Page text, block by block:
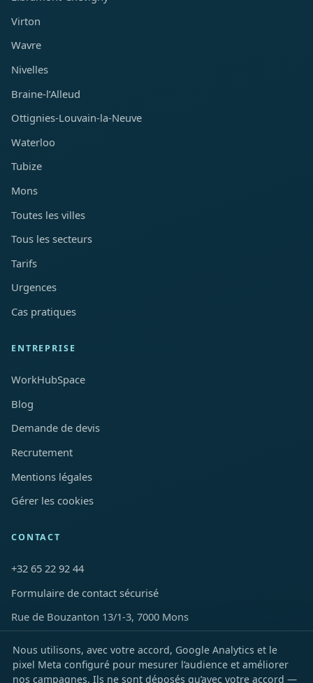
Virton
Wavre
Nivelles
Braine-l’Alleud
Ottignies-Louvain-la-Neuve
Waterloo
Tubize
Mons
Toutes les villes
Tous les secteurs
Tarifs
Urgences
Cas pratiques
ENTREPRISE
WorkHubSpace
Blog
Demande de devis
Recrutement
Mentions légales
Gérer les cookies
CONTACT
+32 65 22 92 44
Formulaire de contact sécurisé
Rue de Bouzanton 13/1-3, 7000 Mons
LinkedInFacebookInstagramYouTubeTikTokXSnapchat
Nous utilisons, avec votre accord, Google Analytics et le
pixel Meta configuré pour mesurer l’audience et améliorer
nos campagnes. Ils ne sont déposés qu’avec votre accord —